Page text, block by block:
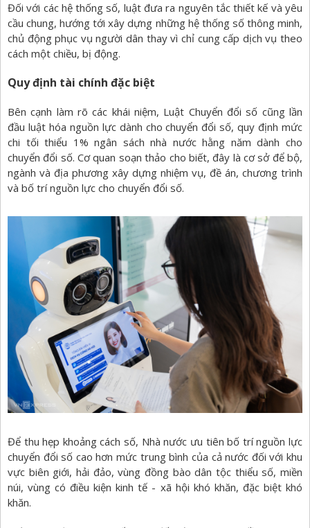
Đối với các hệ thống số, luật đưa ra nguyên tắc thiết kế và yêu
cầu chung, hướng tới xây dựng những hệ thống số thông minh,
chủ động phục vụ người dân thay vì chỉ cung cấp dịch vụ theo
cách một chiều, bị động.
Quy định tài chính đặc biệt
Bên cạnh làm rõ các khái niệm, Luật Chuyển đổi số cũng lần
đầu luật hóa nguồn lực dành cho chuyển đổi số, quy định mức
chi tối thiểu 1% ngân sách nhà nước hằng năm dành cho
chuyển đổi số. Cơ quan soạn thảo cho biết, đây là cơ sở để bộ,
ngành và địa phương xây dựng nhiệm vụ, đề án, chương trình
và bố trí nguồn lực cho chuyển đổi số.
Để thu hẹp khoảng cách số, Nhà nước ưu tiên bố trí nguồn lực
chuyển đổi số cao hơn mức trung bình của cả nước đối với khu
vực biên giới, hải đảo, vùng đồng bào dân tộc thiểu số, miền
núi, vùng có điều kiện kinh tế - xã hội khó khăn, đặc biệt khó
khăn.